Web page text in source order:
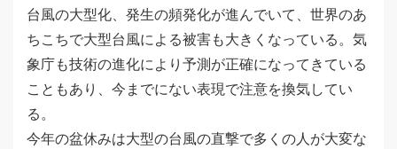
台風の大型化、発生の頻発化が進んでいて、世界のあ
ちこちで大型台風による被害も大きくなっている。気
象庁も技術の進化により予測が正確になってきている
こともあり、今までにない表現で注意を換気してい
る。
今年の盆休みは大型の台風の直撃で多くの人が大変な